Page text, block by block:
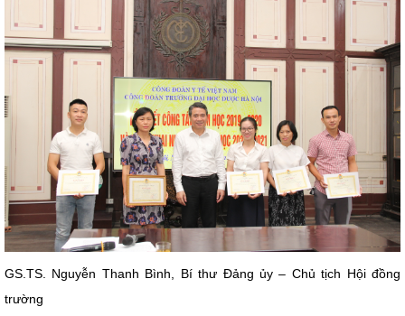
GS.TS. Nguyễn Thanh Bình, Bí thư Đảng ủy – Chủ tịch Hội đồng
trường